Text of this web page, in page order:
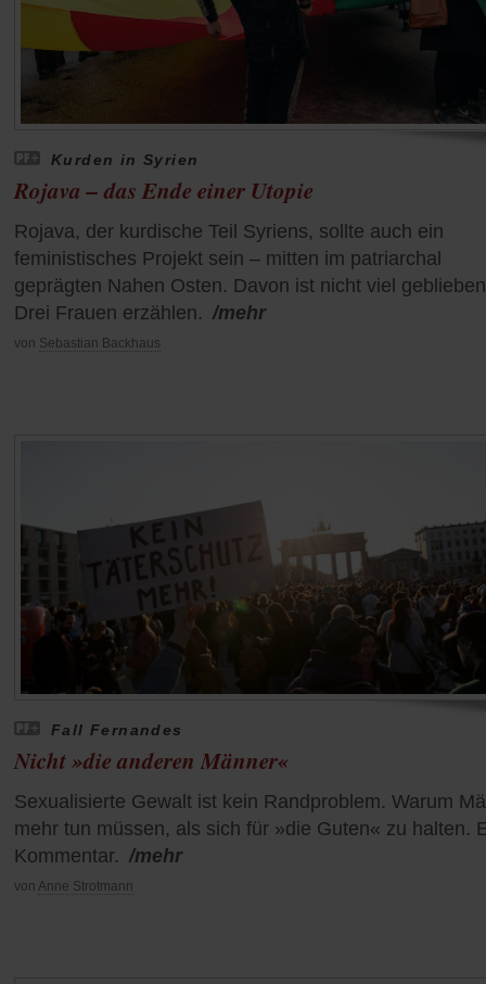
Kurden in Syrien
Rojava – das Ende einer Utopie
Rojava, der kurdische Teil Syriens, sollte auch ein
feministisches Projekt sein – mitten im patriarchal
geprägten Nahen Osten. Davon ist nicht viel
Drei Frauen erzählen. /mehr
von Sebastian Backhaus
Fall Fernandes
Nicht »die anderen Männer«
Sexualisierte Gewalt ist kein Randproblem. Warum
mehr tun müssen, als sich für »die Guten« zu halten.
Kommentar. /mehr
von Anne Strotmann